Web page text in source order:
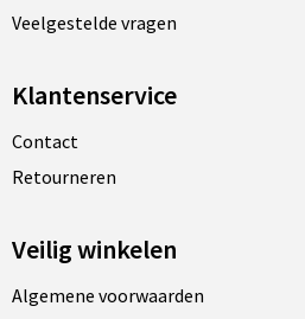
Veelgestelde vragen
Klantenservice
Contact
Retourneren
Veilig winkelen
Algemene voorwaarden